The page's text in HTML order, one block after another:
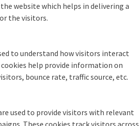
website which helps in delivering a
the visitors.
to understand how visitors interact
help provide information on
bounce rate, traffic source, etc.
used to provide visitors with relevant